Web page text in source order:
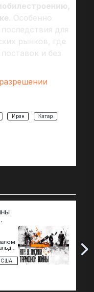
. Особенно
для
рынков, где
и без
Иран Катар
США
The